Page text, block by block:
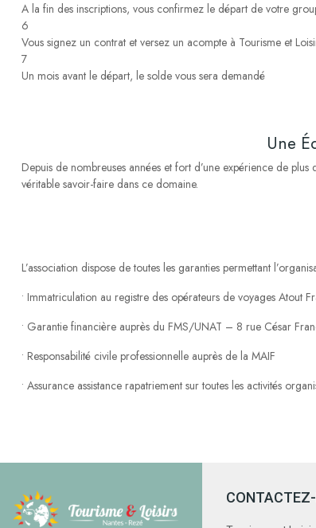
A la fin des inscriptions, vous confirmez le départ de votre
6
Vous signez un contrat et versez un acompte à Tourisme et
7
Un mois avant le départ, le solde vous sera demandé
Une
Depuis de nombreuses années et fort d’une expérience de
véritable savoir-faire dans ce domaine.
L’association dispose de toutes les garanties permettant
• Immatriculation au registre des opérateurs de voyages Atout
• Garantie financière auprès du FMS/UNAT – 8 rue César
• Responsabilité civile professionnelle auprès de la MAIF
• Assurance assistance rapatriement sur toutes les activités